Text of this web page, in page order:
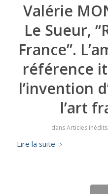
Valérie
Le Sueur,
France”.
référence
l’invention
l’art
dansArticles
Lire la suite